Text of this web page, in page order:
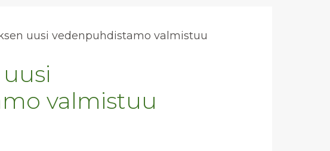
uusi ve­den­puh­dis­ta­mo val­mis­tuu
valmistuu